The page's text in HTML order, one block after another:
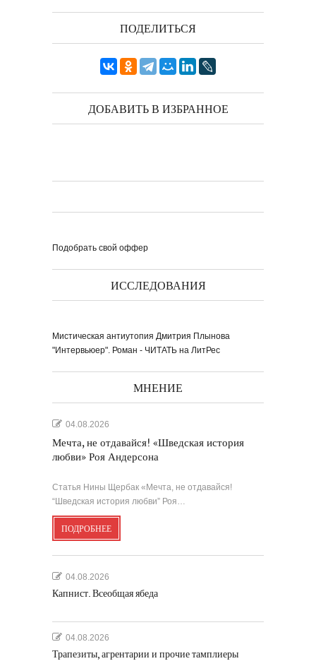
ПОДЕЛИТЬСЯ
ДОБАВИТЬ В ИЗБРАННОЕ
Подобрать свой оффер
ИССЛЕДОВАНИЯ
Мистическая антиутопия Дмитрия Плынова
"Интервьюер". Роман - ЧИТАТЬ на ЛитРес
МНЕНИЕ
04.08.2026
Мечта, не отдавайся! «Шведская история
любви» Роя Андерсона
Статья Нины Щербак «Мечта, не отдавайся!
“Шведская история любви” Роя…
ПОДРОБНЕЕ
04.08.2026
Капнист. Всеобщая ябеда
04.08.2026
Трапезиты, агрентарии и прочие тамплиеры